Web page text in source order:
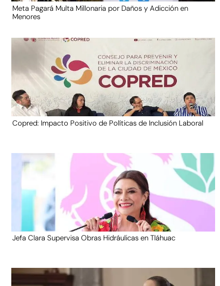
Meta Pagará Multa Millonaria por Daños y Adicción en
Menores
Copred: Impacto Positivo de Políticas de Inclusión Laboral
Jefa Clara Supervisa Obras Hidráulicas en Tláhuac